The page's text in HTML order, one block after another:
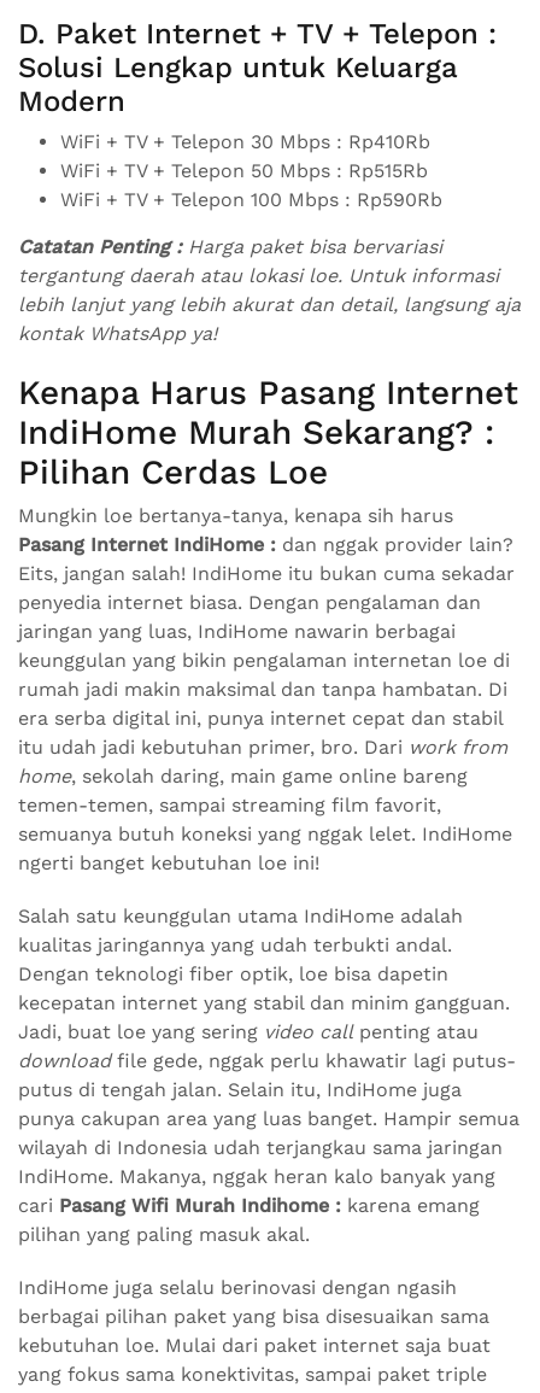
D. Paket Internet + TV + Telepon :
Solusi Lengkap untuk Keluarga
Modern
WiFi + TV + Telepon 30 Mbps : Rp410Rb
WiFi + TV + Telepon 50 Mbps : Rp515Rb
WiFi + TV + Telepon 100 Mbps : Rp590Rb
Catatan Penting :Harga paket bisa bervariasi
tergantung daerah atau lokasi loe. Untuk informasi
lebih lanjut yang lebih akurat dan detail, langsung aja
kontak WhatsApp ya!
Kenapa Harus Pasang Internet
IndiHome Murah Sekarang? :
Pilihan Cerdas Loe
Mungkin loe bertanya-tanya, kenapa sih harus
Pasang Internet IndiHome : dan nggak provider lain?
Eits, jangan salah! IndiHome itu bukan cuma sekadar
penyedia internet biasa. Dengan pengalaman dan
jaringan yang luas, IndiHome nawarin berbagai
keunggulan yang bikin pengalaman internetan loe di
rumah jadi makin maksimal dan tanpa hambatan. Di
era serba digital ini, punya internet cepat dan stabil
itu udah jadi kebutuhan primer, bro. Dari work from
home, sekolah daring, main game online bareng
temen-temen, sampai streaming film favorit,
semuanya butuh koneksi yang nggak lelet. IndiHome
ngerti banget kebutuhan loe ini!
Salah satu keunggulan utama IndiHome adalah
kualitas jaringannya yang udah terbukti andal.
Dengan teknologi fiber optik, loe bisa dapetin
kecepatan internet yang stabil dan minim gangguan.
Jadi, buat loe yang sering video callpenting atau
downloadfile gede, nggak perlu khawatir lagi putus-
putus di tengah jalan. Selain itu, IndiHome juga
punya cakupan area yang luas banget. Hampir semua
wilayah di Indonesia udah terjangkau sama jaringan
IndiHome. Makanya, nggak heran kalo banyak yang
cari Pasang Wifi Murah Indihome : karena emang
pilihan yang paling masuk akal.
IndiHome juga selalu berinovasi dengan ngasih
berbagai pilihan paket yang bisa disesuaikan sama
kebutuhan loe. Mulai dari paket internet saja buat
yang fokus sama konektivitas, sampai paket triple